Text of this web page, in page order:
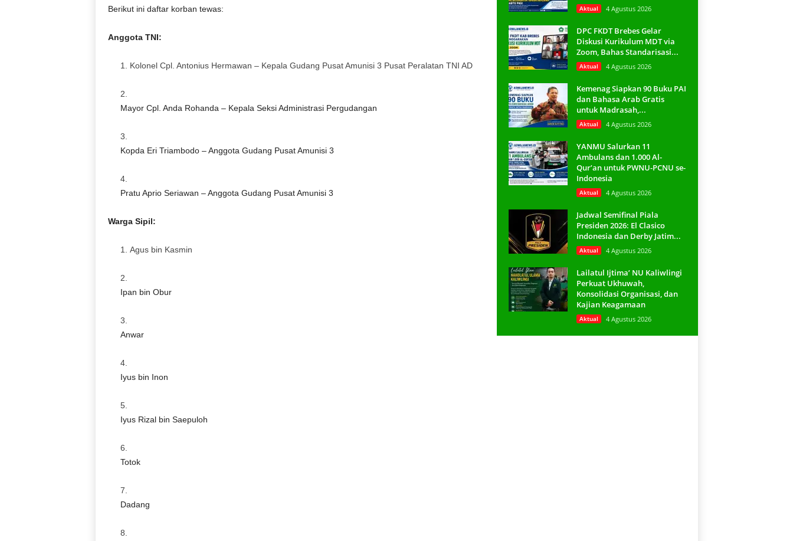
Berikut ini daftar korban tewas:
Anggota TNI:
Kolonel Cpl. Antonius Hermawan – Kepala Gudang Pusat Amunisi 3 Pusat Peralatan TNI AD
Mayor Cpl. Anda Rohanda – Kepala Seksi Administrasi Pergudangan
Kopda Eri Triambodo – Anggota Gudang Pusat Amunisi 3
Pratu Aprio Seriawan – Anggota Gudang Pusat Amunisi 3
Warga Sipil:
Agus bin Kasmin
Ipan bin Obur
Anwar
Iyus bin Inon
Iyus Rizal bin Saepuloh
Totok
Dadang
Aktual 4 Agustus 2026
DPC FKDT Brebes Gelar
Diskusi Kurikulum MDT via
Zoom, Bahas Standarisasi...
Aktual 4 Agustus 2026
Kemenag Siapkan 90 Buku PAI
dan Bahasa Arab Gratis
untuk Madrasah,...
Aktual 4 Agustus 2026
YANMU Salurkan 11
Ambulans dan 1.000 Al-
Qur’an untuk PWNU-PCNU se-
Indonesia
Aktual 4 Agustus 2026
Jadwal Semifinal Piala
Presiden 2026: El Clasico
Indonesia dan Derby Jatim...
Aktual 4 Agustus 2026
Lailatul Ijtima’ NU Kaliwlingi
Perkuat Ukhuwah,
Konsolidasi Organisasi, dan
Kajian Keagamaan
Aktual 4 Agustus 2026